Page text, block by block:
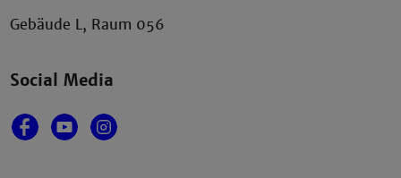
Gebäude L, Raum 056
Social Media